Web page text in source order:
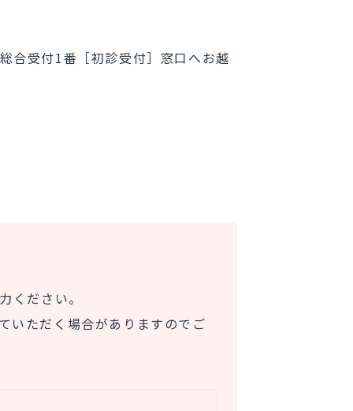
合受付1番［初診受付］窓口へお越
ください。
いただく場合がありますのでご